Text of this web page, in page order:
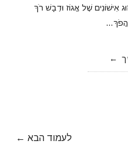
אִישׁוֹנִים שֶׁל אֱגוֹז וּדְבַשׁ רֹךְ
לעמוד הבא ←